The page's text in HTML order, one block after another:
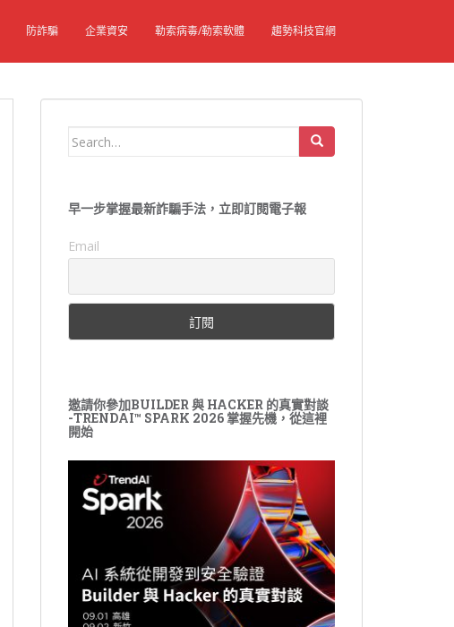
防詐騙 企業資安 勒索病毒/勒索軟體 趨勢科技官網
Search
早一步掌握最新詐騙手法，立即訂閱電子報
Email
邀請你參加BUILDER 與 HACKER 的真實對談
-TRENDAI™ SPARK 2026 掌握先機，從這裡
開始